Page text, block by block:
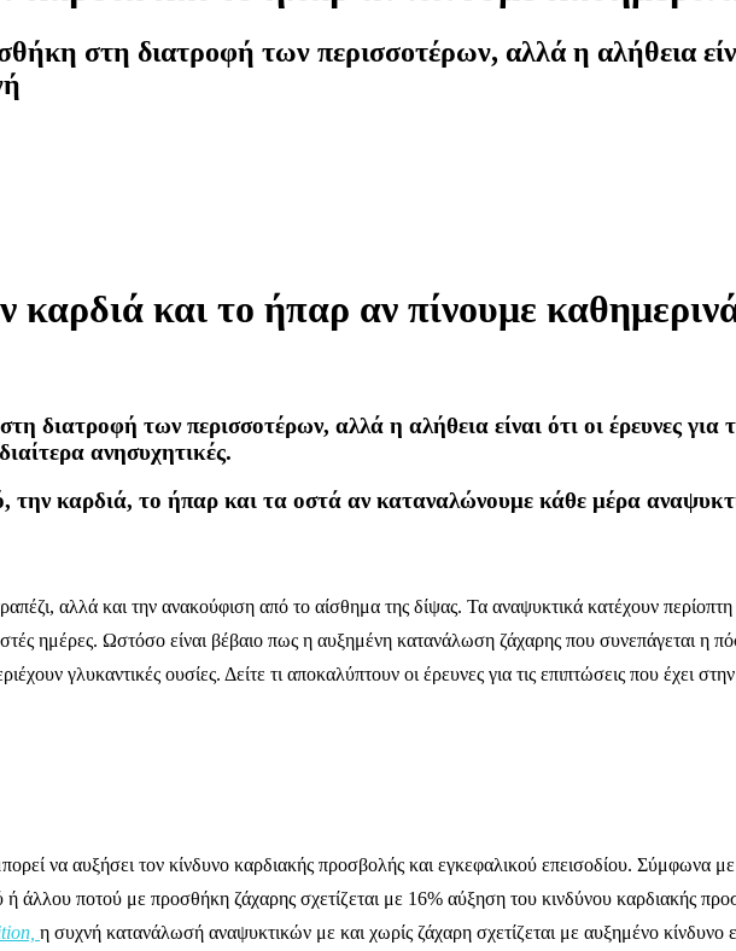
στη διατροφή των περισσοτέρων, αλλά η αλήθεια
καρδιά και το ήπαρ αν πίνουμε
διατροφή των περισσοτέρων, αλλά η αλήθεια είναι ότι οι έρευνες για
ανησυχητικές.
την καρδιά, το ήπαρ και τα οστά αν καταναλώνουμε κάθε μέρα
αλλά και την ανακούφιση από το αίσθημα της δίψας. Τα αναψυκτικά κατέχουν
ημέρες. Ωστόσο είναι βέβαιο πως η αυξημένη κατανάλωση ζάχαρης που συνεπάγεται η
γλυκαντικές ουσίες. Δείτε τι αποκαλύπτουν οι έρευνες για τις επιπτώσεις που έχει
να αυξήσει τον κίνδυνο καρδιακής προσβολής και εγκεφαλικού επεισοδίου. Σύμφωνα
άλλου ποτού με προσθήκη ζάχαρης σχετίζεται με 16% αύξηση του κινδύνου καρδιακής
η συχνή κατανάλωσή αναψυκτικών με και χωρίς ζάχαρη σχετίζεται με αυξημένο κίνδυνο